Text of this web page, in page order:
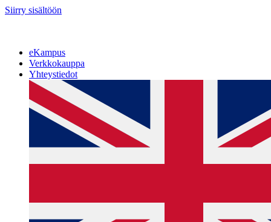
Siirry sisältöön
eKampus
Verkkokauppa
Yhteystiedot